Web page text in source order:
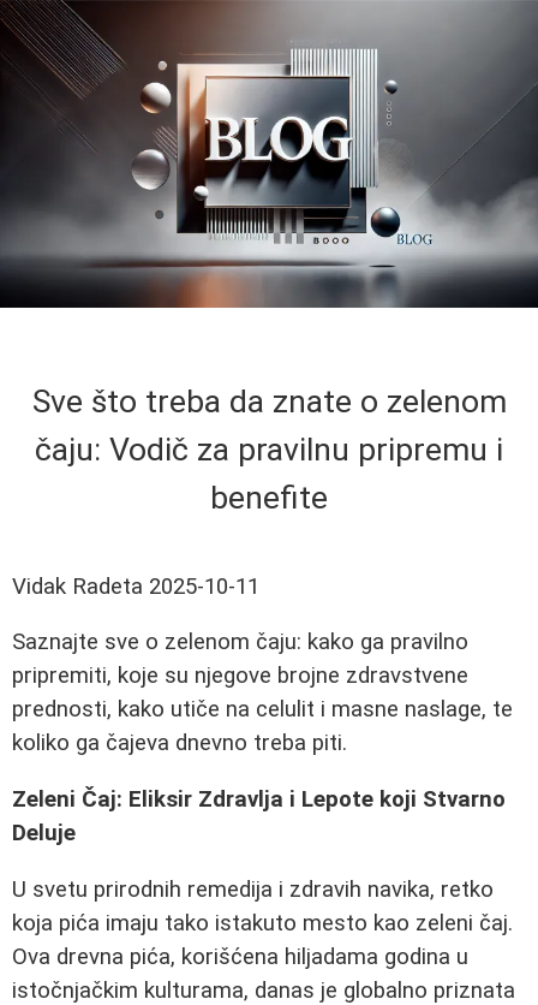
Sve što treba da znate o zelenom
čaju: Vodič za pravilnu pripremu i
benefite
Vidak Radeta 2025-10-11
Saznajte sve o zelenom čaju: kako ga pravilno
pripremiti, koje su njegove brojne zdravstvene
prednosti, kako utiče na celulit i masne naslage, te
koliko ga čajeva dnevno treba piti.
Zeleni Čaj: Eliksir Zdravlja i Lepote koji Stvarno
Deluje
U svetu prirodnih remedija i zdravih navika, retko
koja pića imaju tako istakuto mesto kao zeleni čaj.
Ova drevna pića, korišćena hiljadama godina u
istočnjačkim kulturama, danas je globalno priznata